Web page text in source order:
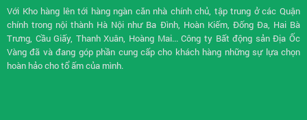
Với Kho hàng lên tới hàng ngàn căn nhà chính chủ, tập trung ở các Quận
chính trong nội thành Hà Nội như Ba Đình, Hoàn Kiếm, Đống Đa, Hai Bà
Trưng, Cầu Giấy, Thanh Xuân, Hoàng Mai... Công ty Bất động sản Địa Ốc
Vàng đã và đang góp phần cung cấp cho khách hàng những sự lựa chọn
hoàn hảo cho tổ ấm của mình.